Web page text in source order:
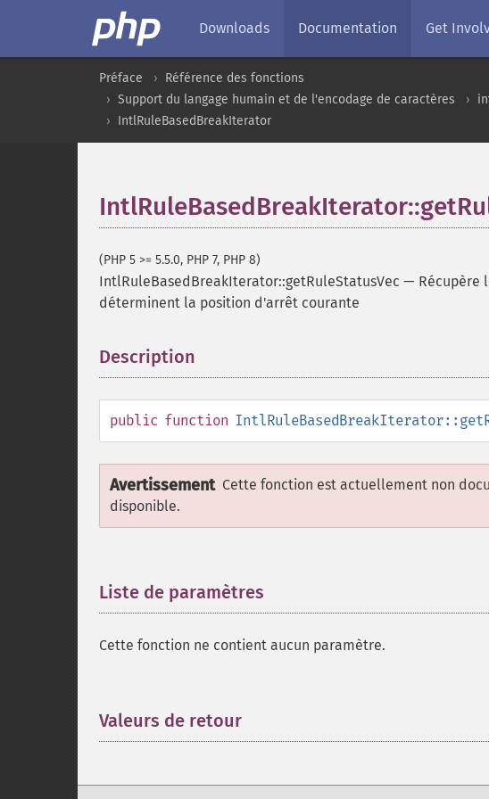
Downloads Documentation Get
Préface
Référence des fonctions
Support du langage humain et de l'encodage de caractères
IntlRuleBasedBreakIterator
(PHP 5 >= 5.5.0, PHP 7, PHP 8)
IntlRuleBasedBreakIterator::getRuleStatusVec — Récupère
déterminent la position d'arrêt courante
Description
public function
Avertissement Cette fonction est actuellement non
disponible.
Liste de paramètres
Cette fonction ne contient aucun paramètre.
Valeurs de retour